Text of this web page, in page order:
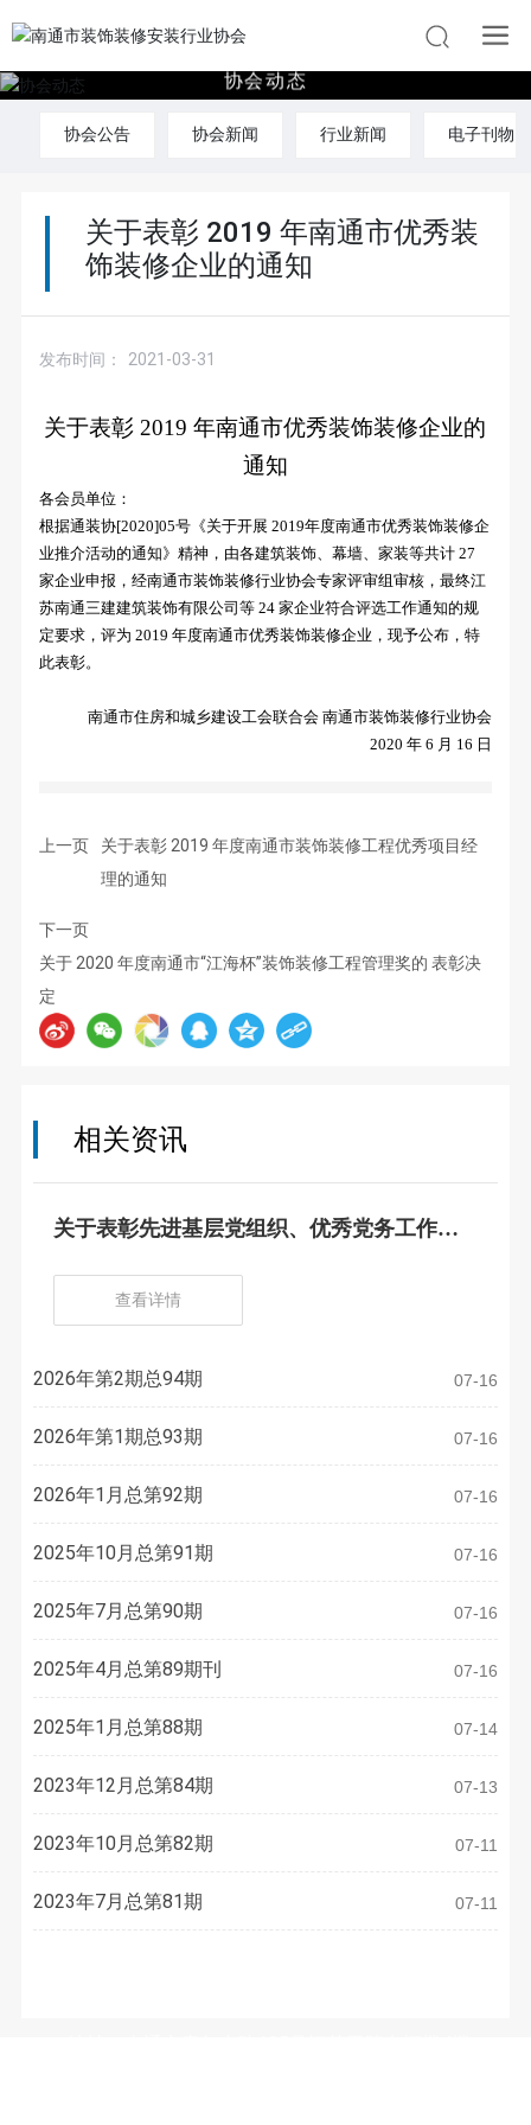
协会动态
协会公告 协会新闻 行业新闻 电子刊物
关于表彰 2019 年南通市优秀装
饰装修企业的通知
发布时间： 2021-03-31
关于表彰 2019 年南通市优秀装饰装修企业的
通知
各会员单位：
根据通装协[2020]05号《关于开展 2019年度南通市优秀装饰装修企
业推介活动的通知》精神，由各建筑装饰、 幕墙、家装等共计 27
家企业申报，经南通市装饰装修行业协会专家评审组审核，最终江
苏南通三建建筑装饰有限公司等 24 家企业符合评选工作通知的规
定要求，评为 2019 年度南通市优秀装饰装修企业，现予公布，特
此表彰。
南通市住房和城乡建设工会联合会 南通市装饰装修行业协会
2020 年 6 月 16 日
上一页
关于表彰 2019 年度南通市装饰装修工程优秀项目经
理的通知
下一页
关于 2020 年度南通市“江海杯”装饰装修工程管理奖的 表彰决
定
相关资讯
关于表彰先进基层党组织、优秀党务工作
查看详情
2026年第2期总94期 07-16
2026年第1期总93期 07-16
2026年1月总第92期 07-16
2025年10月总第91期 07-16
2025年7月总第90期 07-16
2025年4月总第89期刊 07-16
2025年1月总第88期 07-14
2023年12月总第84期 07-13
2023年10月总第82期 07-11
2023年7月总第81期 07-11